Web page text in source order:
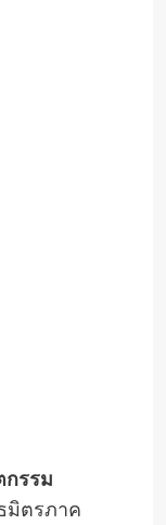
กรรม
มิตรภาค